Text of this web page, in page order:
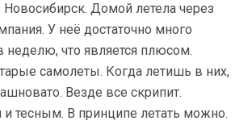
Домой летела через
У неё достаточно много
неделю, что является плюсом.
самолеты. Когда летишь в них,
Везде все скрипит.
тесным. В принципе летать можно.